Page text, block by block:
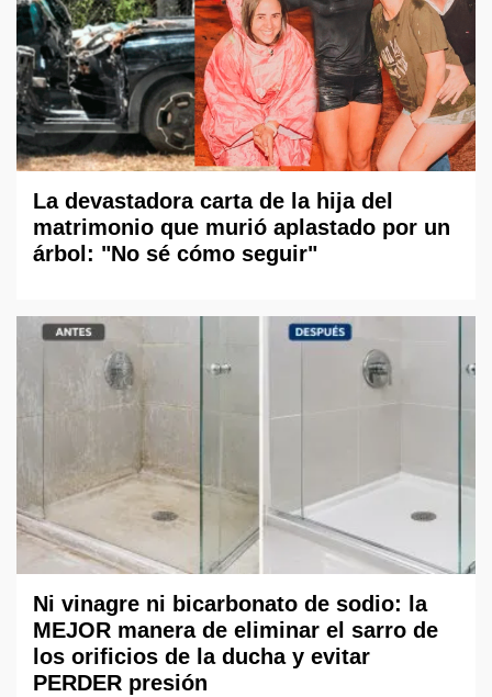
La devastadora carta de la hija del
matrimonio que murió aplastado por un
árbol: "No sé cómo seguir"
Ni vinagre ni bicarbonato de sodio: la
MEJOR manera de eliminar el sarro de
los orificios de la ducha y evitar
PERDER presión